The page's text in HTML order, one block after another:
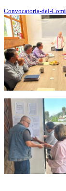
Convocatoria-del-